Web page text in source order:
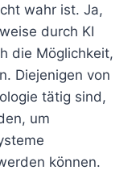
wahr ist. Ja,
durch KI
die Möglichkeit,
Diejenigen von
tätig sind,
um
können.